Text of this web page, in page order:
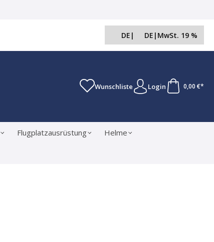
DE | DE | MwSt. 19 %
Wunschliste Login 0,00 €*
Flugplatzausrüstung Helme